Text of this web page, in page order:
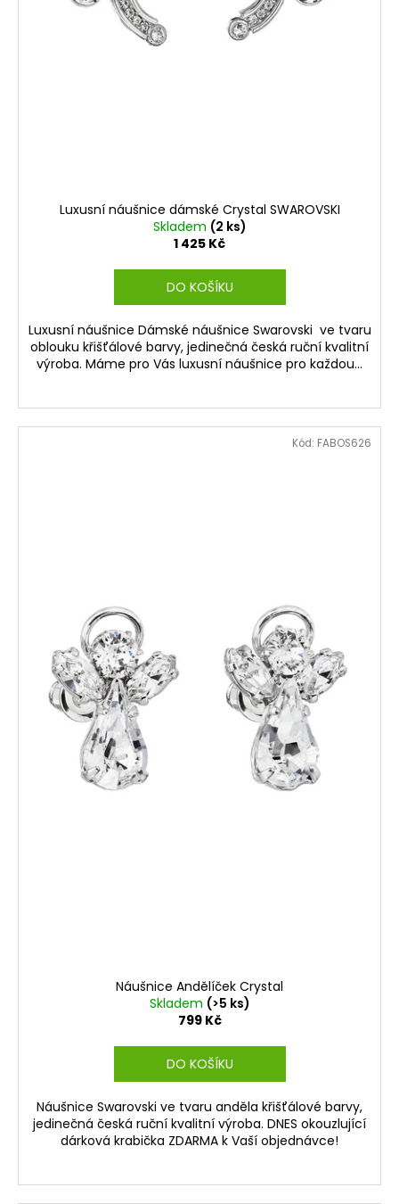
Luxusní náušnice dámské Crystal SWAROVSKI
Skladem (2 ks)
1 425 Kč
DO KOŠÍKU
Luxusní náušnice Dámské náušnice Swarovski ve tvaru
oblouku křišťálové barvy, jedinečná česká ruční kvalitní
výroba. Máme pro Vás luxusní náušnice pro každou...
Náušnice Andělíček Crystal
Skladem (>5 ks)
799 Kč
DO KOŠÍKU
Náušnice Swarovski ve tvaru anděla křišťálové barvy,
jedinečná česká ruční kvalitní výroba. DNES okouzlující
dárková krabička ZDARMA k Vaší objednávce!
Kód: FABOS626